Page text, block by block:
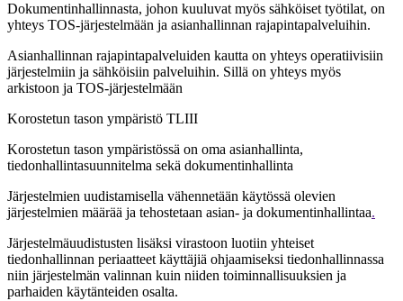
Dokumentinhallinnasta, johon kuuluvat myös sähköiset työtilat, on
yhteys TOS-järjestelmään ja asianhallinnan rajapintapalveluihin.
Asianhallinnan rajapintapalveluiden kautta on yhteys operatiivisiin
järjestelmiin ja sähköisiin palveluihin. Sillä on yhteys myös
arkistoon ja TOS-järjestelmään
Korostetun tason ympäristö TLIII
Korostetun tason ympäristössä on oma asianhallinta,
tiedonhallintasuunnitelma sekä dokumentinhallinta
Järjestelmien uudistamisella vähennetään käytössä olevien
järjestelmien määrää ja tehostetaan asian- ja dokumentinhallintaa.
Järjestelmäuudistusten lisäksi virastoon luotiin yhteiset
tiedonhallinnan periaatteet käyttäjiä ohjaamiseksi tiedonhallinnassa
niin järjestelmän valinnan kuin niiden toiminnallisuuksien ja
parhaiden käytänteiden osalta.